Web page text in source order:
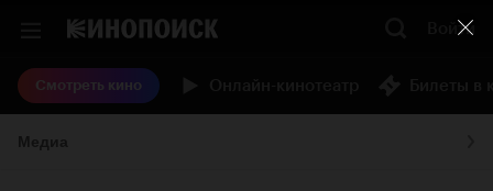
Войти
Смотреть кино